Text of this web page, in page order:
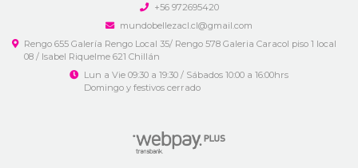
+56 972695420
mundobellezacl.cl@gmail.com
Rengo 655 Galería Rengo Local 35/ Rengo 578 Galeria Caracol piso 1 local
08 / Isabel Riquelme 621 Chillán
Lun a Vie 09:30 a 19:30 / Sábados 10:00 a 16:00hrs
Domingo y festivos cerrado